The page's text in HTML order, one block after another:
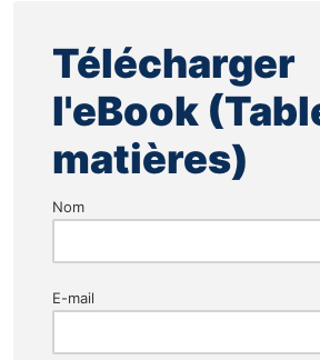
Télécharger
l'eBook
matières)
Nom
E-mail